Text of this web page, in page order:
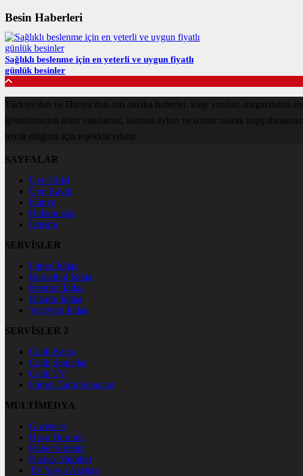
Besin Haberleri
Sağlıklı beslenme için en yeterli ve uygun fiyatlı
günlük besinler
Türkiye'den ve Dünya’dan son dakika haberler, köşe yazıları, magazinden
gösterilmeden alıntı yapılamaz, kanuna aykırı ve izinsiz olarak
tercih ettiğiniz için teşekkür ederiz.
SAYFALAR
Üye Girişi
Üye Kaydı
Künye
Hakkımızda
İletişim
SERVİSLER
Futbol İddaa
Basketbol İddaa
Hentbol İddaa
Bilardo İddaa
Voleybol İddaa
SERVİSLER 2
Canlı Borsa
Canlı Sonuçlar
Canlı TV
Futbol Canlı Sonuçlar
MULTİMEDYA
Gazeteler
Hava Durumu
Haber Gönder
Namaz Vakitleri
TV Yayın Akışları